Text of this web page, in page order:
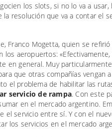
los slots, si no lo va a usar,
resolución que va a contar el
Franco Mogetta, quien se refirió
los aeropuertos: «Efectivamente,
en general. Muy
que otras compañías vengan
el problema de habilitar las
servicio de rampa. Con este
en el mercado argentino.
el servicio entre sí. Y con el
los servicios en el mercado